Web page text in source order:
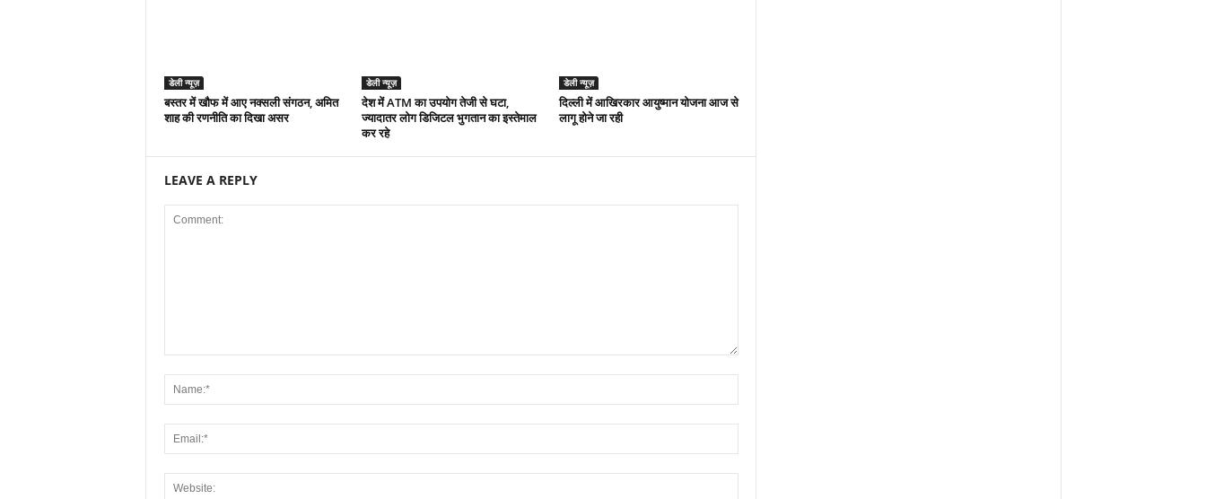
डेली न्यूज़
बस्तर में खौफ में आए नक्सली संगठन, अमित
शाह की रणनीति का दिखा असर
डेली न्यूज़
देश में ATM का उपयोग तेजी से घटा,
ज्यादातर लोग डिजिटल भुगतान का इस्तेमाल
कर रहे
डेली न्यूज़
द‍िल्‍ली में आख‍िरकार आयुष्‍मान योजना आज से
लागू होने जा रही
LEAVE A REPLY